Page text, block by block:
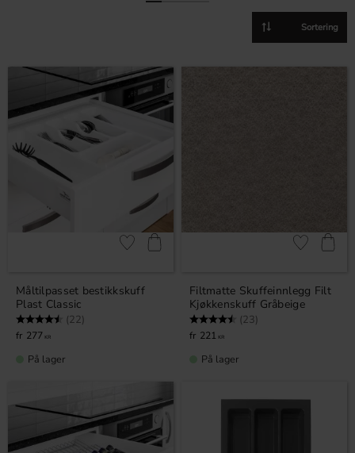
Måltilpasset bestikkskuff
Plast Classic
Karakter: (22)
277 KR
Lagre som favoritt
På lager
Filtmatte Skuffeinnlegg Filt
Kjøkkenskuff Gråbeige
Karakter: (23)
221 KR
Lagre som
På lager